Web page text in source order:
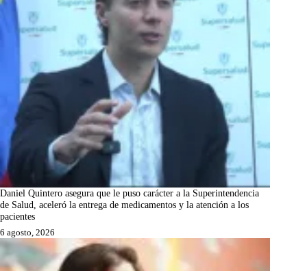
Daniel Quintero asegura que le puso carácter a la Superintendencia
de Salud, aceleró la entrega de medicamentos y la atención a los
pacientes
6 agosto, 2026